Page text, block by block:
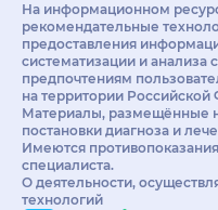
На информационном
рекомендательные
предоставления
систематизации и анализа
предпочтениям
на территории Российской
Материалы, размещённые
постановки диагноза и
Имеются
специалиста.
О деятельности,
технологий